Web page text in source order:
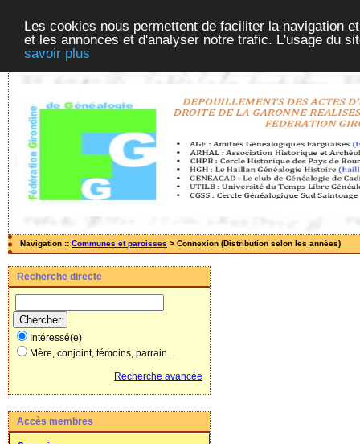
Les cookies nous permettent de faciliter la navigation
et les annonces et d'analyser notre trafic. L'usage du
savoir plus
Navigation :: Communes et paroisses > Connexion (Distribution selon les années)
Recherche directe
Intéressé(e)
Mère, conjoint, témoins, parrain...
Recherche avancée
Accès membres